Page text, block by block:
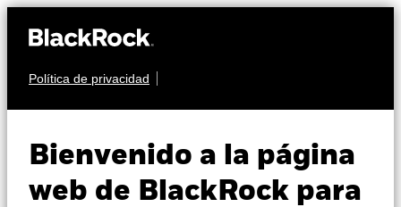
Política de privacidad
Bienvenido a la página
web de BlackRock para
Perspectivas
Fund